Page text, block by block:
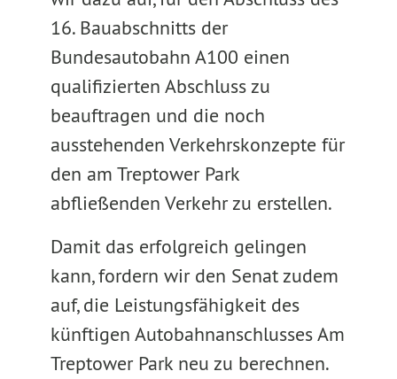
16. Bauabschnitts der
Bundesautobahn A100 einen
qualifizierten Abschluss zu
beauftragen und die noch
ausstehenden Verkehrskonzepte für
den am Treptower Park
abfließenden Verkehr zu erstellen.
Damit das erfolgreich gelingen
kann, fordern wir den Senat zudem
auf, die Leistungsfähigkeit des
künftigen Autobahnanschlusses Am
Treptower Park neu zu berechnen.